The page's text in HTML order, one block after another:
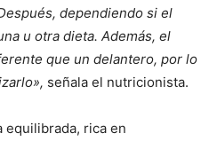
dependiendo si el
u otra dieta. Además, el
que un delantero, por lo
señala el nutricionista.
equilibrada, rica en